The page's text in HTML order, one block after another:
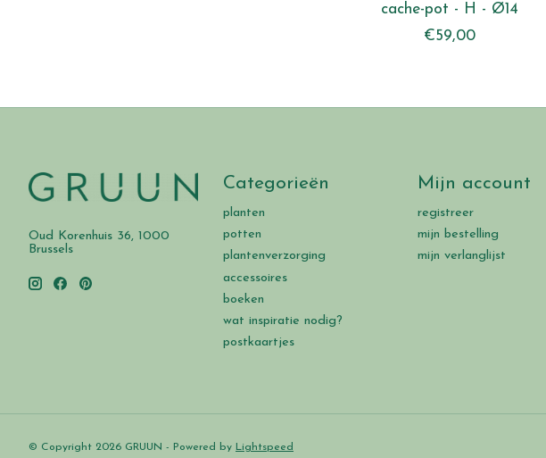
cache-pot - H - Ø14
€59,00
Oud Korenhuis 36, 1000
Brussels
Categorieën
planten
potten
plantenverzorging
accessoires
boeken
wat inspiratie nodig?
postkaartjes
Mijn account
registreer
mijn bestelling
mijn verlanglijst
© Copyright 2026 GRUUN - Powered by Lightspeed